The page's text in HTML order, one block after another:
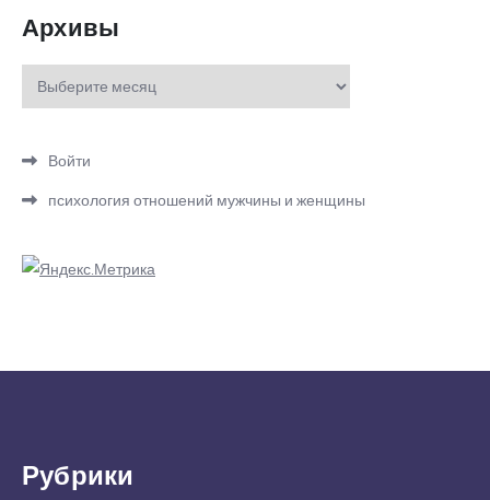
Архивы
Архивы
Войти
психология отношений мужчины и женщины
Рубрики